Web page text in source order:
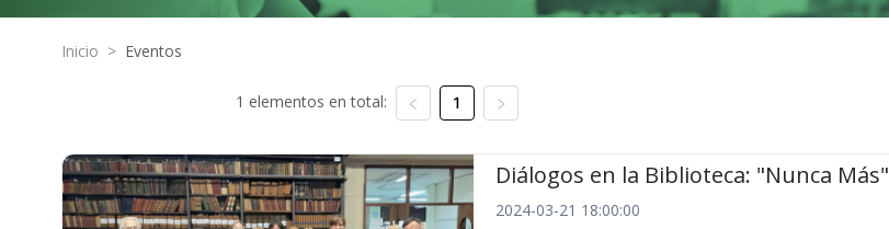
Inicio > Eventos
1 elementos en total: 1
Diálogos en la Biblioteca: "Nunca Más"
2024-03-21 18:00:00